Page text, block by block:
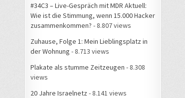
#34C3 – Live-Gespräch mit MDR Aktuell:
Wie ist die Stimmung, wenn 15.000 Hacker
zusammenkommen? - 8.807 views
Zuhause, Folge 1: Mein Lieblingsplatz in
der Wohnung - 8.713 views
Plakate als stumme Zeitzeugen - 8.308
views
20 Jahre Israelnetz - 8.141 views